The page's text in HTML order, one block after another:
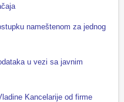
nameštenom za jednog
u vezi sa javnim
Kancelarije od firme